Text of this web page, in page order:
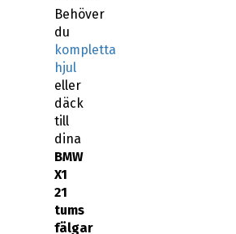
Behöver
du
kompletta
hjul
eller
däck
till
dina
BMW
X1
21
tums
fälgar